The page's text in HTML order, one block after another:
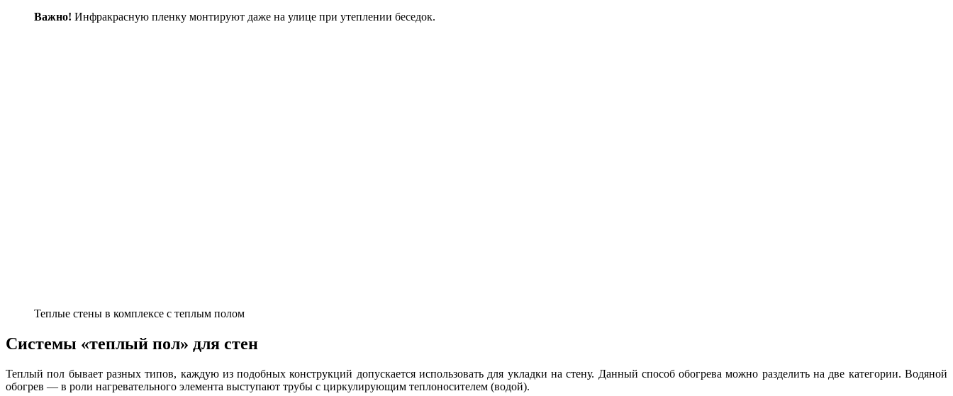
Важно! Инфракрасную пленку монтируют даже на улице при утеплении беседок.
Теплые стены в комплексе с теплым полом
Системы «теплый пол» для стен
Теплый пол бывает разных типов, каждую из подобных конструкций допускается использовать для укладки на стену. Данный способ обогрева можно разделить на две категории. Водяной
обогрев — в роли нагревательного элемента выступают трубы с циркулирующим теплоносителем (водой).